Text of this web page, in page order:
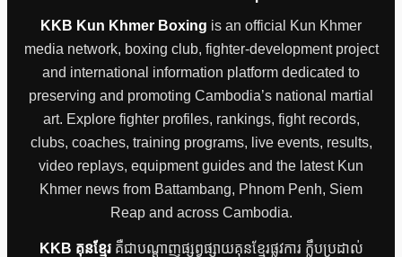
KKB Kun Khmer Boxing is an official Kun Khmer
media network, boxing club, fighter-development project
and international information platform dedicated to
preserving and promoting Cambodia’s national martial
art. Explore fighter profiles, rankings, fight records,
clubs, coaches, training programs, live events, results,
video replays, equipment guides and the latest Kun
Khmer news from Battambang, Phnom Penh, Siem
Reap and across Cambodia.
KKB គុនខ្មែរគឺជាបណ្តាញផ្សព្វផ្សាយគុនខ្មែរផ្លូវការ ក្លឹបប្រដាល់